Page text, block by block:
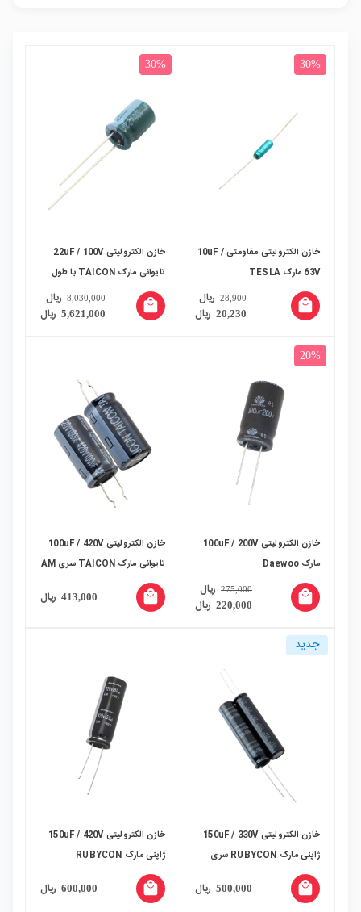
30%
خازن الکترولیتی مقاومتی 10uF /
63V مارک TESLA
20,230 ریال
28,900 ریال local_mall
30%
خازن الکترولیتی 22uF / 100V
تایوانی مارک TAICON با طول
عمر بالا بسته500 تایی
5,621,000 ریال
8,030,000 ریال local_mall
20%
خازن الکترولیتی 100uF / 200V
مارک Daewoo
220,000 ریال
275,000 ریال local_mall
خازن الکترولیتی 100uF / 420V
تایوانی مارک TAICON سری AM
413,000 ریال local_mall
جدید
خازن الکترولیتی 150uF / 330V
ژاپنی مارک RUBYCON سری
PHOTO-FLASH
500,000 ریال local_mall
خازن الکترولیتی 150uF / 420V
ژاپنی مارک RUBYCON
600,000 ریال local_mall